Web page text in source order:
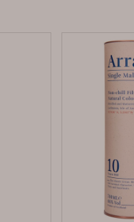
各國零食精選專區
韓
馬來西
台灣
泰國
法